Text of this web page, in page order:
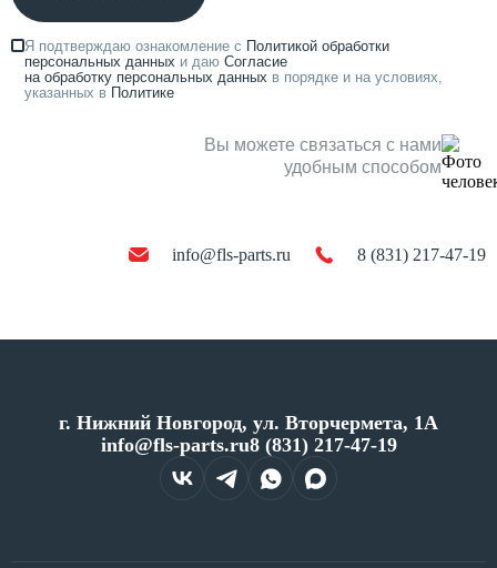
Я подтверждаю ознакомление с Политикой обработки
персональных данных и даю Согласие
на обработку персональных данных в порядке и на условиях,
указанных в Политике
Вы можете связаться с нами
удобным способом
info@fls-parts.ru 8 (831) 217-47-19
г. Нижний Новгород, ул. Вторчермета, 1А
info@fls-parts.ru8 (831) 217-47-19